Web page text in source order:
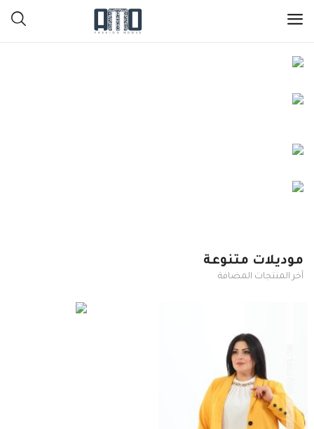
بنطرون وتنورة
كات
Contact
تسجيل الدخول
IQD (دينار)
موديلات متنوعة
آخر المنتجات المضافة